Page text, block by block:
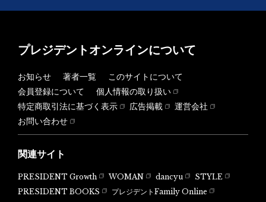
プレジデントオンラインについて
お知らせ 著者一覧
このサイトについて
会員登録について
個人情報の取り扱い
特定商取引法に基づく表示
広告掲載
運営会社
お問い合わせ
関連サイト
PRESIDENT Growth WOMAN dancyu
STYLE
PRESIDENT BOOKS
プレジデントFamily Online